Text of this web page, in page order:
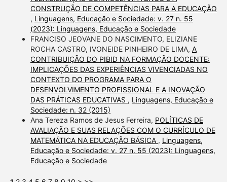
CONSTRUÇÃO DE COMPETÊNCIAS PARA A EDUCAÇÃO
, Linguagens, Educação e Sociedade: v. 27 n. 55
(2023): Linguagens, Educação e Sociedade
FRANCISO JEOVANE DO NASCIMENTO, ELIZIANE
ROCHA CASTRO, IVONEIDE PINHEIRO DE LIMA, A
CONTRIBUIÇÃO DO PIBID NA FORMAÇÃO DOCENTE:
IMPLICAÇÕES DAS EXPERIÊNCIAS VIVENCIADAS NO
CONTEXTO DO PROGRAMA PARA O
DESENVOLVIMENTO PROFISSIONAL E A INOVAÇÃO
DAS PRÁTICAS EDUCATIVAS , Linguagens, Educação e
Sociedade: n. 32 (2015)
Ana Tereza Ramos de Jesus Ferreira, POLÍTICAS DE
AVALIAÇÃO E SUAS RELAÇÕES COM O CURRÍCULO DE
MATEMÁTICA NA EDUCAÇÃO BÁSICA , Linguagens,
Educação e Sociedade: v. 27 n. 55 (2023): Linguagens,
Educação e Sociedade